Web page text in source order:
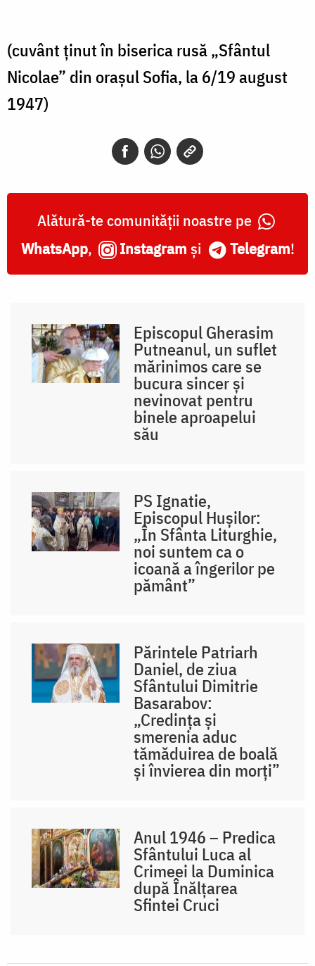
(cuvânt ţinut în biserica rusă „Sfântul
Nicolae” din oraşul Sofia, la 6/19 august
1947)
Alătură-te comunității noastre pe
WhatsApp, Instagram și Telegram!
Episcopul Gherasim
Putneanul, un suflet
mărinimos care se
bucura sincer și
nevinovat pentru
binele aproapelui
său
PS Ignatie,
Episcopul Hușilor:
„În Sfânta Liturghie,
noi suntem ca o
icoană a îngerilor pe
pământ”
Părintele Patriarh
Daniel, de ziua
Sfântului Dimitrie
Basarabov:
„Credința și
smerenia aduc
tămăduirea de boală
și învierea din morți”
Anul 1946 – Predica
Sfântului Luca al
Crimeei la Duminica
după Înălțarea
Sfintei Cruci